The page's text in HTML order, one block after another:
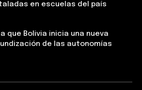
en escuelas del país
que Bolivia inicia una nueva
de las autonomías